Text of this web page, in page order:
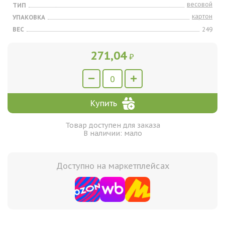
ТИП
весовой
УПАКОВКА
картон
ВЕС
249
271,04 ₽
Купить
Товар доступен для заказа
В наличии: мало
Доступно на маркетплейсах